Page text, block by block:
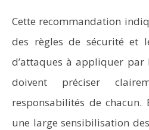
Cette recommandation
des règles de sécurité et
d’attaques à appliquer par
doivent préciser
responsabilités de chacun.
une large sensibilisation